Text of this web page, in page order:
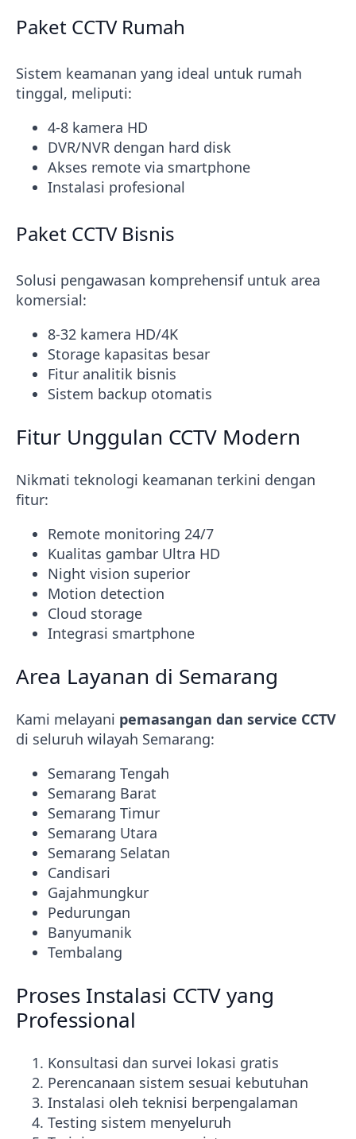
Paket CCTV Rumah
Sistem keamanan yang ideal untuk rumah
tinggal, meliputi:
4-8 kamera HD
DVR/NVR dengan hard disk
Akses remote via smartphone
Instalasi profesional
Paket CCTV Bisnis
Solusi pengawasan komprehensif untuk area
komersial:
8-32 kamera HD/4K
Storage kapasitas besar
Fitur analitik bisnis
Sistem backup otomatis
Fitur Unggulan CCTV Modern
Nikmati teknologi keamanan terkini dengan
fitur:
Remote monitoring 24/7
Kualitas gambar Ultra HD
Night vision superior
Motion detection
Cloud storage
Integrasi smartphone
Area Layanan di Semarang
Kami melayani pemasangan dan service CCTV
di seluruh wilayah Semarang:
Semarang Tengah
Semarang Barat
Semarang Timur
Semarang Utara
Semarang Selatan
Candisari
Gajahmungkur
Pedurungan
Banyumanik
Tembalang
Proses Instalasi CCTV yang
Professional
Konsultasi dan survei lokasi gratis
Perencanaan sistem sesuai kebutuhan
Instalasi oleh teknisi berpengalaman
Testing sistem menyeluruh